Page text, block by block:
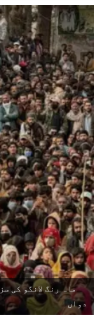
ماہ رنگ لانگو کی
دواں